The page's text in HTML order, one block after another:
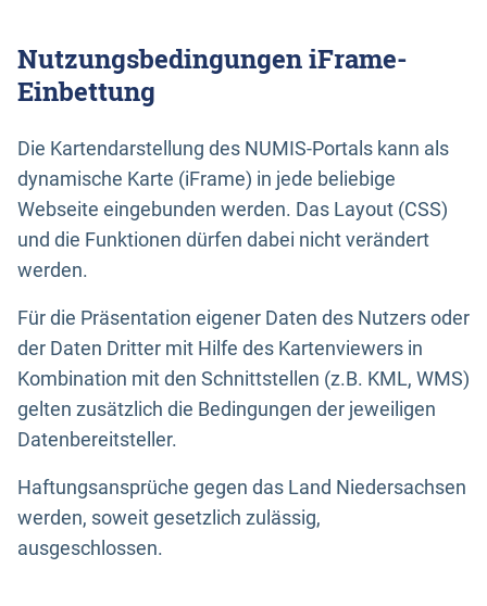
Nutzungsbedingungen iFrame-
Einbettung
Die Kartendarstellung des NUMIS-Portals kann als
dynamische Karte (iFrame) in jede beliebige
Webseite eingebunden werden. Das Layout (CSS)
und die Funktionen dürfen dabei nicht verändert
werden.
Für die Präsentation eigener Daten des Nutzers oder
der Daten Dritter mit Hilfe des Kartenviewers in
Kombination mit den Schnittstellen (z.B. KML, WMS)
gelten zusätzlich die Bedingungen der jeweiligen
Datenbereitsteller.
Haftungsansprüche gegen das Land Niedersachsen
werden, soweit gesetzlich zulässig,
ausgeschlossen.